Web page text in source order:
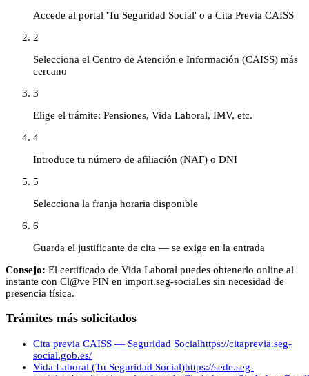
Accede al portal 'Tu Seguridad Social' o a Cita Previa CAISS
2
Selecciona el Centro de Atención e Información (CAISS) más
cercano
3
Elige el trámite: Pensiones, Vida Laboral, IMV, etc.
4
Introduce tu número de afiliación (NAF) o DNI
5
Selecciona la franja horaria disponible
6
Guarda el justificante de cita — se exige en la entrada
Consejo: El certificado de Vida Laboral puedes obtenerlo online al
instante con Cl@ve PIN en import.seg-social.es sin necesidad de
presencia física.
Trámites más solicitados
Cita previa CAISS — Seguridad Socialhttps://citaprevia.seg-
social.gob.es/
Vida Laboral (Tu Seguridad Social)https://sede.seg-